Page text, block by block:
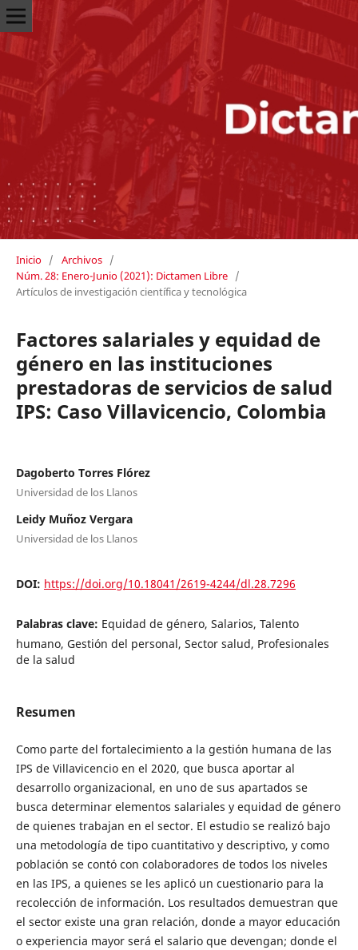
Inicio / Archivos /
Núm. 28: Enero-Junio (2021): Dictamen Libre /
Artículos de investigación científica y tecnológica
Factores salariales y equidad de
género en las instituciones
prestadoras de servicios de salud
IPS: Caso Villavicencio, Colombia
Dagoberto Torres Flórez
Universidad de los Llanos
Leidy Muñoz Vergara
Universidad de los Llanos
DOI: https://doi.org/10.18041/2619-4244/dl.28.7296
Palabras clave: Equidad de género, Salarios, Talento
humano, Gestión del personal, Sector salud, Profesionales
de la salud
Resumen
Como parte del fortalecimiento a la gestión humana de las
IPS de Villavicencio en el 2020, que busca aportar al
desarrollo organizacional, en uno de sus apartados se
busca determinar elementos salariales y equidad de género
de quienes trabajan en el sector. El estudio se realizó bajo
una metodología de tipo cuantitativo y descriptivo, y como
población se contó con colaboradores de todos los niveles
en las IPS, a quienes se les aplicó un cuestionario para la
recolección de información. Los resultados demuestran que
el sector existe una gran relación, donde a mayor educación
o experiencia mayor será el salario que devengan; donde el